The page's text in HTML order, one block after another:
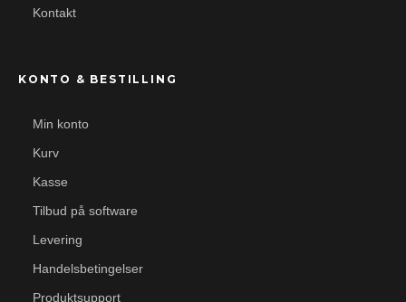
Kontakt
KONTO & BESTILLING
Min konto
Kurv
Kasse
Tilbud på software
Levering
Handelsbetingelser
Produktsupport